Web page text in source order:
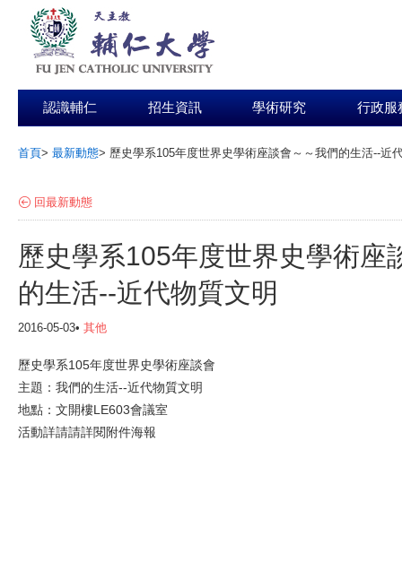
認識輔仁 招生資訊 學術研究 行政服
首頁> 最新動態> 歷史學系105年度世界史學術座談會～～我們的生活--近
回最新動態
歷史學系105年度世界史學術座
的生活--近代物質文明
2016-05-03• 其他
歷史學系105年度世界史學術座談會
主題：我們的生活--近代物質文明
地點：文開樓LE603會議室
活動詳請請詳閱附件海報